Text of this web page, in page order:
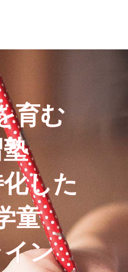
育む
した
童
ン